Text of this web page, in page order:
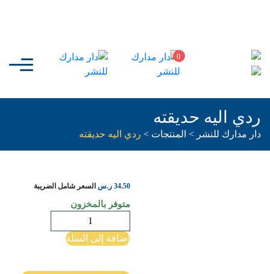
0
ردي اليه حديقته
دار مدارك للنشر > المنتجات > ردي اليه حديقته
34.50 ر.س السعر شامل الضريبة
متوفر بالمخزون
ردي
اليه
إضافة إلى السلة